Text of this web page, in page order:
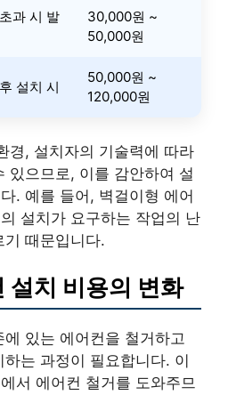
과 시 발
30,000원 ~
50,000원
설치 시
50,000원 ~
120,000원
경, 설치자의 기술력에 따라
있으므로, 이를 감안하여 설
. 예를 들어, 벽걸이형 에어
설치가 요구하는 작업의 난
기 때문입니다.
설치 비용의 변화
있는 에어컨을 철거하고
는 과정이 필요합니다. 이
서 에어컨 철거를 도와주므